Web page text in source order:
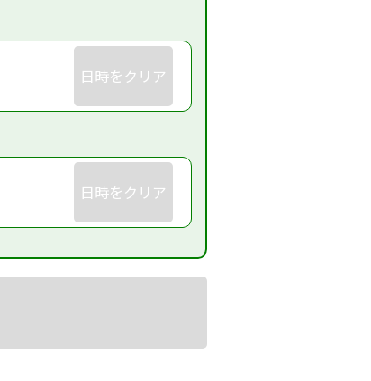
日時をクリア
日時をクリア